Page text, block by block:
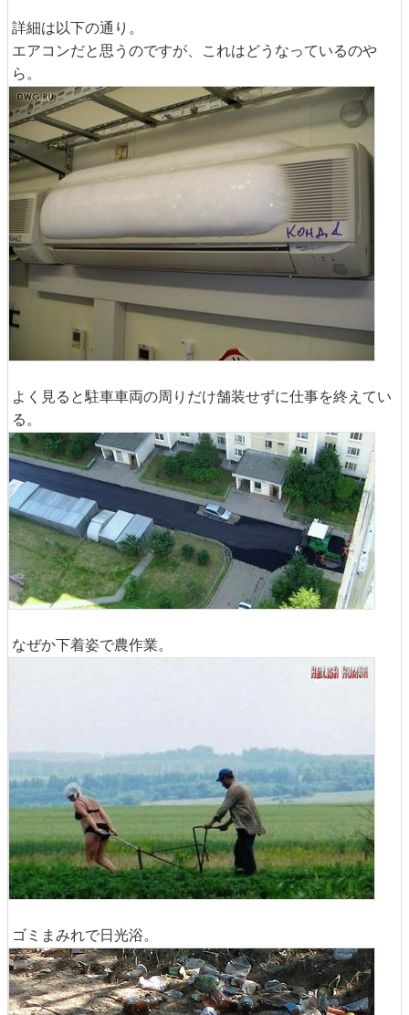
詳細は以下の通り。
エアコンだと思うのですが、これはどうなっているのや
ら。
よく見ると駐車車両の周りだけ舗装せずに仕事を終えてい
る。
なぜか下着姿で農作業。
ゴミまみれで日光浴。